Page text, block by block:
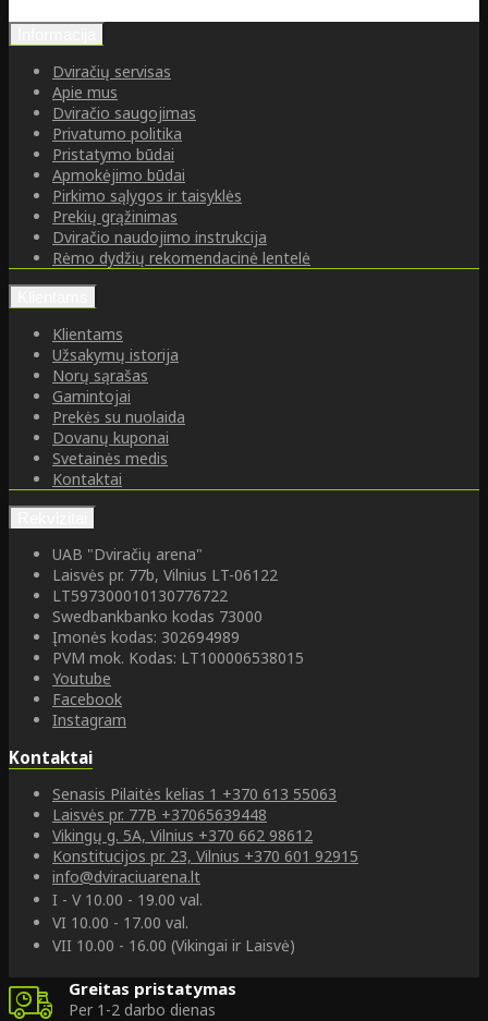
Dviračių servisas
Apie mus
Dviračio saugojimas
Privatumo politika
Pristatymo būdai
Apmokėjimo būdai
Pirkimo sąlygos ir taisyklės
Prekių grąžinimas
Dviračio naudojimo instrukcija
Rėmo dydžių rekomendacinė lentelė
Klientams
Užsakymų istorija
Norų sąrašas
Gamintojai
Prekės su nuolaida
Dovanų kuponai
Svetainės medis
Kontaktai
UAB "Dviračių arena"
Laisvės pr. 77b, Vilnius LT-06122
LT597300010130776722
Swedbankbanko kodas 73000
Įmonės kodas: 302694989
PVM mok. Kodas: LT100006538015
Youtube
Facebook
Instagram
Kontaktai
Senasis Pilaitės kelias 1 +370 613 55063
Laisvės pr. 77B +37065639448
Vikingų g. 5A, Vilnius +370 662 98612
Konstitucijos pr. 23, Vilnius +370 601 92915
info@dviraciuarena.lt
I - V 10.00 - 19.00 val.
VI 10.00 - 17.00 val.
VII 10.00 - 16.00 (Vikingai ir Laisvė)
Greitas pristatymas
Per 1-2 darbo dienas